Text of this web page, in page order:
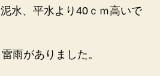
水、平水より40ｃｍ高いで
雨がありました。